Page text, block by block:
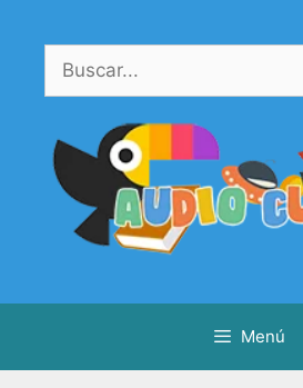
contenido
Buscar:
Menú